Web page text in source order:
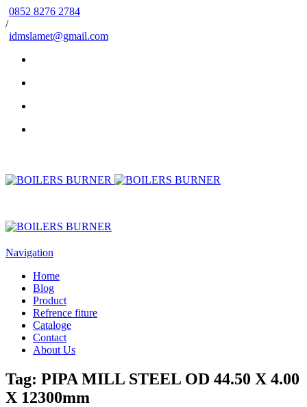
0852 8276 2784
/
idmslamet@gmail.com
Navigation
Home
Blog
Product
Refrence fiture
Cataloge
Contact
About Us
Tag: PIPA MILL STEEL OD 44.50 X 4.00
X 12300mm